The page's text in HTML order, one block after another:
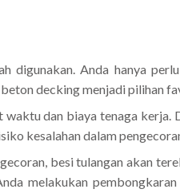
digunakan. Anda hanya
decking menjadi pilihan
dan biaya tenaga
kesalahan dalam
besi tulangan akan
melakukan